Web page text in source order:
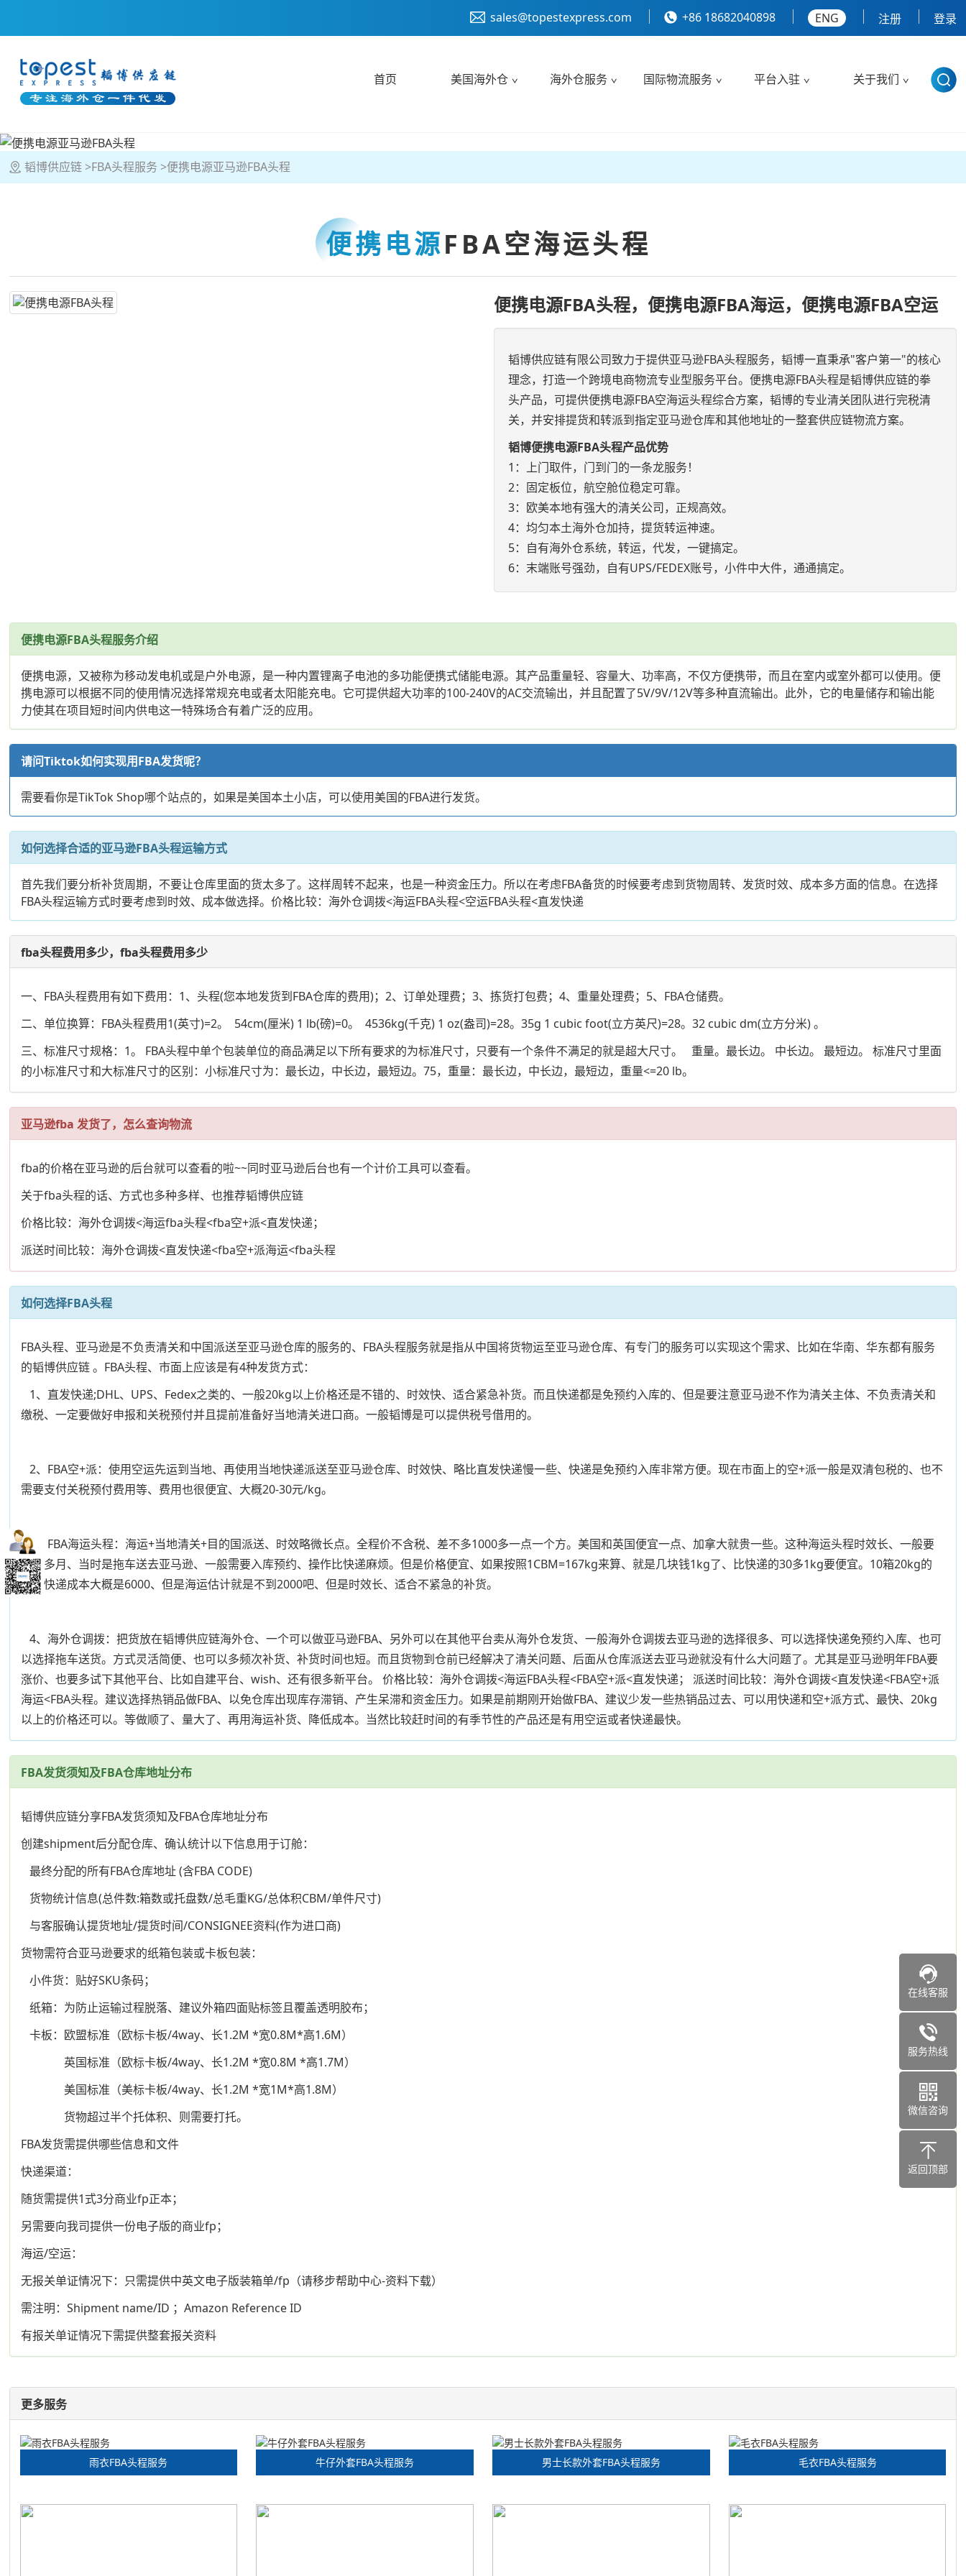
sales@topestexpress.com +86 18682040898 ENG 注册 登录
首页 美国海外仓 海外仓服务 国际物流服务 平台入驻 关于我们
韬博供应链 FBA头程服务 便携电源亚马逊FBA头程
便携电源FBA空海运头程
便携电源FBA头程，便携电源FBA海运，便携电源FBA空运
韬博供应链有限公司致力于提供亚马逊FBA头程服务，韬博一直秉承"客户第一"的核心
理念，打造一个跨境电商物流专业型服务平台。便携电源FBA头程是韬博供应链的拳
头产品，可提供便携电源FBA空海运头程综合方案，韬博的专业清关团队进行完税清
关，并安排提货和转派到指定亚马逊仓库和其他地址的一整套供应链物流方案。
韬博便携电源FBA头程产品优势
1：上门取件，门到门的一条龙服务！
2：固定板位，航空舱位稳定可靠。
3：欧美本地有强大的清关公司，正规高效。
4：均匀本土海外仓加持，提货转运神速。
5：自有海外仓系统，转运，代发，一键搞定。
6：末端账号强劲，自有UPS/FEDEX账号，小件中大件，通通搞定。
便携电源FBA头程服务介绍
便携电源，又被称为移动发电机或是户外电源，是一种内置锂离子电池的多功能便携式储能电源。其产品重量轻、容量大、功率高，不仅方便携带，而且在室内或室外都可以使用。便
携电源可以根据不同的使用情况选择常规充电或者太阳能充电。它可提供超大功率的100-240V的AC交流输出，并且配置了5V/9V/12V等多种直流输出。此外，它的电量储存和输出能
力使其在项目短时间内供电这一特殊场合有着广泛的应用。
请问Tiktok如何实现用FBA发货呢？
需要看你是TikTok Shop哪个站点的，如果是美国本土小店，可以使用美国的FBA进行发货。
如何选择合适的亚马逊FBA头程运输方式
首先我们要分析补货周期，不要让仓库里面的货太多了。这样周转不起来，也是一种资金压力。所以在考虑FBA备货的时候要考虑到货物周转、发货时效、成本多方面的信息。在选择
FBA头程运输方式时要考虑到时效、成本做选择。价格比较：海外仓调拨<海运FBA头程<空运FBA头程<直发快递
fba头程费用多少，fba头程费用多少
一、FBA头程费用有如下费用：1、头程(您本地发货到FBA仓库的费用)；2、订单处理费；3、拣货打包费；4、重量处理费；5、FBA仓储费。
二、单位换算：FBA头程费用1(英寸)=2。 54cm(厘米) 1 lb(磅)=0。 4536kg(千克) 1 oz(盎司)=28。35g 1 cubic foot(立方英尺)=28。32 cubic dm(立方分米) 。
三、标准尺寸规格：1。 FBA头程中单个包装单位的商品满足以下所有要求的为标准尺寸，只要有一个条件不满足的就是超大尺寸。 重量。最长边。 中长边。 最短边。 标准尺寸里面
的小标准尺寸和大标准尺寸的区别：小标准尺寸为：最长边，中长边，最短边。75，重量：最长边，中长边，最短边，重量<=20 lb。
亚马逊fba 发货了，怎么查询物流
fba的价格在亚马逊的后台就可以查看的啦~~同时亚马逊后台也有一个计价工具可以查看。
关于fba头程的话、方式也多种多样、也推荐韬博供应链
价格比较：海外仓调拨<海运fba头程<fba空+派<直发快递；
派送时间比较：海外仓调拨<直发快递<fba空+派海运<fba头程
如何选择FBA头程
FBA头程、亚马逊是不负责清关和中国派送至亚马逊仓库的服务的、FBA头程服务就是指从中国将货物运至亚马逊仓库、有专门的服务可以实现这个需求、比如在华南、华东都有服务
的韬博供应链 。FBA头程、市面上应该是有4种发货方式：
1、直发快递;DHL、UPS、Fedex之类的、一般20kg以上价格还是不错的、时效快、适合紧急补货。而且快递都是免预约入库的、但是要注意亚马逊不作为清关主体、不负责清关和
缴税、一定要做好申报和关税预付并且提前准备好当地清关进口商。一般韬博是可以提供税号借用的。
2、FBA空+派：使用空运先运到当地、再使用当地快递派送至亚马逊仓库、时效快、略比直发快递慢一些、快递是免预约入库非常方便。现在市面上的空+派一般是双清包税的、也不
需要支付关税预付费用等、费用也很便宜、大概20-30元/kg。
3、FBA海运头程：海运+当地清关+目的国派送、时效略微长点。全程价不含税、差不多1000多一点一个方。美国和英国便宜一点、加拿大就贵一些。这种海运头程时效长、一般要
一个多月、当时是拖车送去亚马逊、一般需要入库预约、操作比快递麻烦。但是价格便宜、如果按照1CBM=167kg来算、就是几块钱1kg了、比快递的30多1kg要便宜。10箱20kg的
货、快递成本大概是6000、但是海运估计就是不到2000吧、但是时效长、适合不紧急的补货。
4、海外仓调拨：把货放在韬博供应链海外仓、一个可以做亚马逊FBA、另外可以在其他平台卖从海外仓发货、一般海外仓调拨去亚马逊的选择很多、可以选择快递免预约入库、也可
以选择拖车送货。方式灵活简便、也可以多频次补货、补货时间也短。而且货物到仓前已经解决了清关问题、后面从仓库派送去亚马逊就没有什么大问题了。尤其是亚马逊明年FBA要
涨价、也要多试下其他平台、比如自建平台、wish、还有很多新平台。 价格比较：海外仓调拨<海运FBA头程<FBA空+派<直发快递； 派送时间比较：海外仓调拨<直发快递<FBA空+派
海运<FBA头程。建议选择热销品做FBA、以免仓库出现库存滞销、产生呆滞和资金压力。如果是前期刚开始做FBA、建议少发一些热销品过去、可以用快递和空+派方式、最快、20kg
以上的价格还可以。等做顺了、量大了、再用海运补货、降低成本。当然比较赶时间的有季节性的产品还是有用空运或者快递最快。
FBA发货须知及FBA仓库地址分布
韬博供应链分享FBA发货须知及FBA仓库地址分布
创建shipment后分配仓库、确认统计以下信息用于订舱：
最终分配的所有FBA仓库地址 (含FBA CODE)
货物统计信息(总件数:箱数或托盘数/总毛重KG/总体积CBM/单件尺寸)
与客服确认提货地址/提货时间/CONSIGNEE资料(作为进口商)
货物需符合亚马逊要求的纸箱包装或卡板包装：
小件货：贴好SKU条码；
纸箱：为防止运输过程脱落、建议外箱四面贴标签且覆盖透明胶布；
卡板：欧盟标准（欧标卡板/4way、长1.2M *宽0.8M*高1.6M）
英国标准（欧标卡板/4way、长1.2M *宽0.8M *高1.7M）
美国标准（美标卡板/4way、长1.2M *宽1M*高1.8M）
货物超过半个托体积、则需要打托。
FBA发货需提供哪些信息和文件
快递渠道：
随货需提供1式3分商业fp正本；
另需要向我司提供一份电子版的商业fp；
海运/空运：
无报关单证情况下：只需提供中英文电子版装箱单/fp（请移步帮助中心-资料下载）
需注明：Shipment name/ID ；Amazon Reference ID
有报关单证情况下需提供整套报关资料
更多服务
雨衣FBA头程服务 牛仔外套FBA头程服务 男士长款外套FBA头程服务 毛衣FBA头程服务
在线客服
服务热线
微信咨询
返回顶部